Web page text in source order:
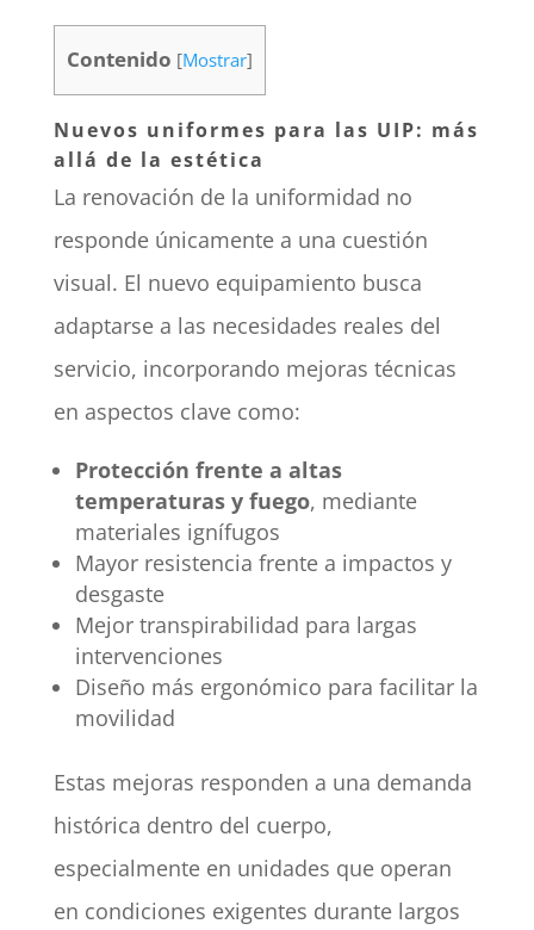
Contenido [Mostrar]
Nuevos uniformes para las UIP: más
allá de la estética
La renovación de la uniformidad no
responde únicamente a una cuestión
visual. El nuevo equipamiento busca
adaptarse a las necesidades reales del
servicio, incorporando mejoras técnicas
en aspectos clave como:
Protección frente a altas
temperaturas y fuego, mediante
materiales ignífugos
Mayor resistencia frente a impactos y
desgaste
Mejor transpirabilidad para largas
intervenciones
Diseño más ergonómico para facilitar la
movilidad
Estas mejoras responden a una demanda
histórica dentro del cuerpo,
especialmente en unidades que operan
en condiciones exigentes durante largos